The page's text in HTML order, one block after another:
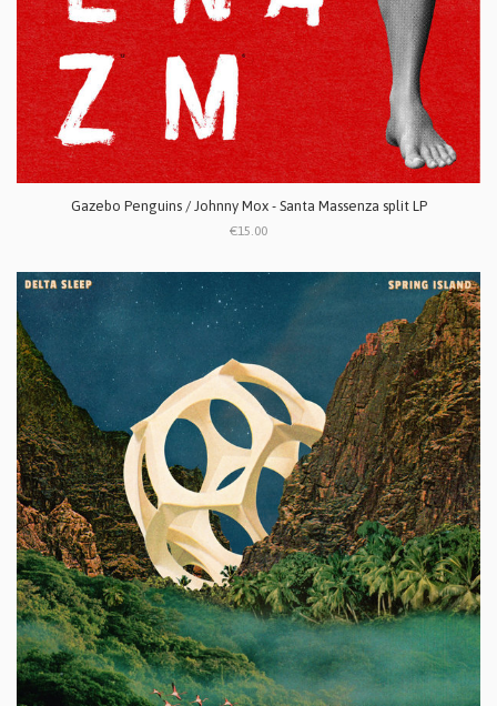
Gazebo Penguins / Johnny Mox - Santa Massenza split LP
€15.00